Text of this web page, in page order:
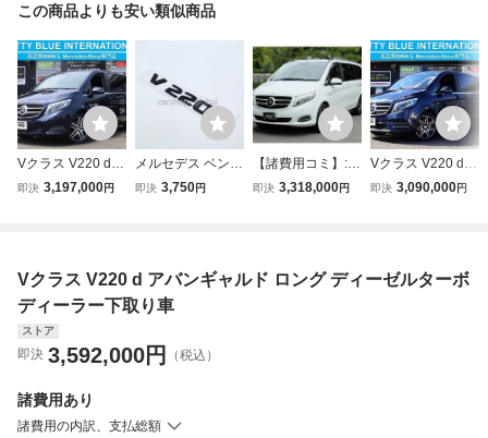
この商品よりも安い類似商品
Vクラス V220 d
アバンギャルド ロ
即決 3,197,000円
メルセデス ベンツ
Vクラス V220d リ
ルド/ロング/エク
ストラロング等
即決 3,750円
【諸費用コミ】:関
西 大阪 中古車 メ
即決 3,318,000円
Vクラス V220 d
スポーツ ロング
即決 3,090,000円
Vクラス V220 d アバンギャルド ロング ディーゼルターボ
ディーラー下取り車
ストア
即決 3,592,000円 （税込）
諸費用あり
諸費用の内訳、支払総額